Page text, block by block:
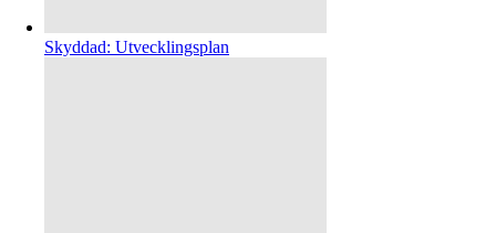
Skyddad: Utvecklingsplan